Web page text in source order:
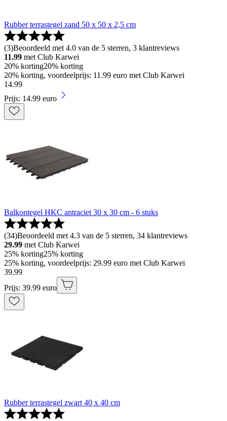
Rubber terrastegel zand 50 x 50 x 2,5 cm
(3)Beoordeeld met 4.0 van de 5 sterren, 3 klantreviews
11.99 met Club Karwei
20% korting20% korting
20% korting, voordeelprijs: 11.99 euro met Club Karwei
14.99
Prijs: 14.99 euro
Balkontegel HKC antraciet 30 x 30 cm - 6 stuks
(34)Beoordeeld met 4.3 van de 5 sterren, 34 klantreviews
29.99 met Club Karwei
25% korting25% korting
25% korting, voordeelprijs: 29.99 euro met Club Karwei
39.99
Prijs: 39.99 euro
Rubber terrastegel zwart 40 x 40 cm